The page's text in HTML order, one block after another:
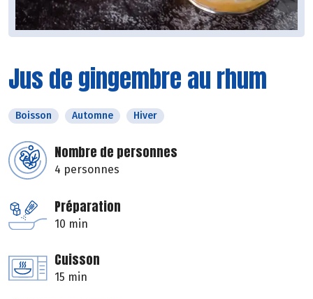
Jus de gingembre au rhum
Boisson Automne Hiver
Nombre de personnes
4 personnes
Préparation
10 min
Cuisson
15 min